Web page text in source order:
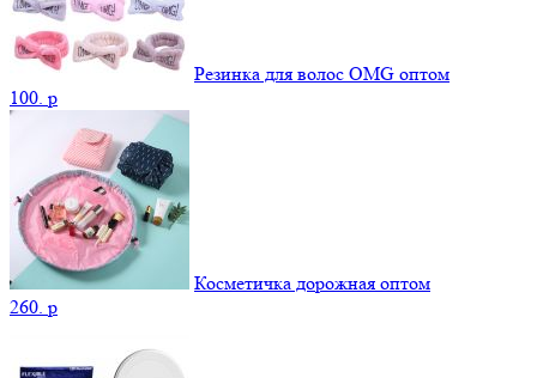
Резинка для волос OMG оптом
100. p
Косметичка дорожная оптом
260. p